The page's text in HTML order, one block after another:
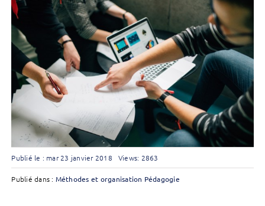
Publié le : mar 23 janvier 2018 Views: 2863
Publié dans : Méthodes et organisation Pédagogie